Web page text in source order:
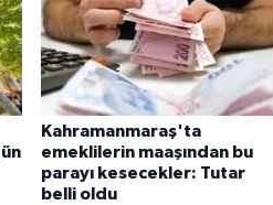
Kahramanmaraş'ta
emeklilerin maaşından bu
parayı kesecekler: Tutar
belli oldu